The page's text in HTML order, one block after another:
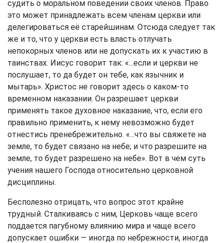
судить о моральном поведении своих членов. Право
это может принадлежать всем членам церкви или
делегироваться её старейшинам. Отсюда следует так
же и то, что у церкви есть власть отлучать
непокорных членов или не допускать их к участию в
таинствах. Иисус говорит так: «...если и церкви не
послушает, то да будет он тебе, как язычник и
мытарь». Христос не говорит здесь о каком-то
временном наказании. Он разрешает церкви
применять такое духовное наказание, что, если его
правильно применить, к нему невозможно будет
отнестись пренебрежительно. «...что вы свяжете на
земле, то будет связано на небе; и что разрешите на
земле, то будет разрешено на небе». Вот в чем суть
учения нашего Господа относительно церковной
дисциплины.
Бесполезно отрицать, что вопрос этот крайне
трудный. Сталкиваясь с ним, Церковь чаще всего
поддается пагубному влиянию мира и чаще всего
допускает ошибки — иногда по небрежности, иногда